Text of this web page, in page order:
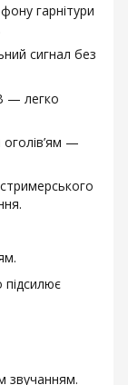
гарнітури
сигнал без
— легко
оголів’ям —
звучанням.